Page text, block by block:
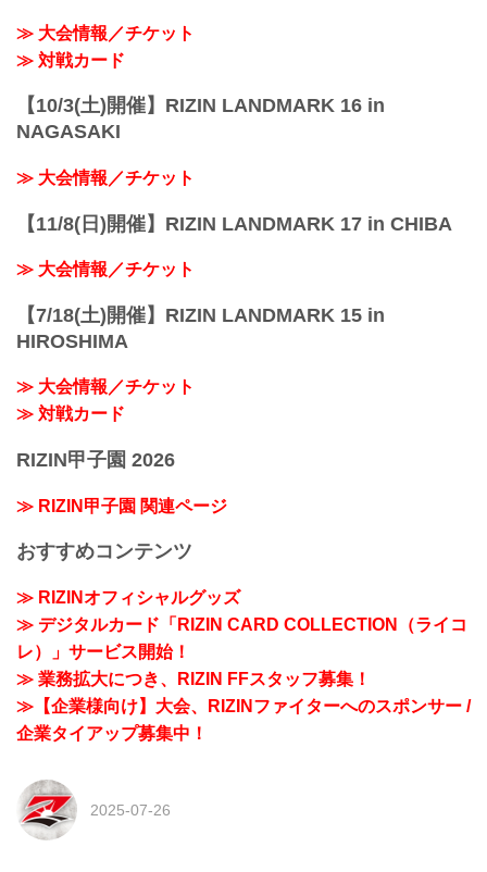
≫ 大会情報／チケット
≫ 対戦カード
【10/3(土)開催】RIZIN LANDMARK 16 in
NAGASAKI
≫ 大会情報／チケット
【11/8(日)開催】RIZIN LANDMARK 17 in CHIBA
≫ 大会情報／チケット
【7/18(土)開催】RIZIN LANDMARK 15 in
HIROSHIMA
≫ 大会情報／チケット
≫ 対戦カード
RIZIN甲子園 2026
≫ RIZIN甲子園 関連ページ
おすすめコンテンツ
≫ RIZINオフィシャルグッズ
≫ デジタルカード「RIZIN CARD COLLECTION（ライコ
レ）」サービス開始！
≫ 業務拡大につき、RIZIN FFスタッフ募集！
≫【企業様向け】大会、RIZINファイターへのスポンサー /
企業タイアップ募集中！
2025-07-26